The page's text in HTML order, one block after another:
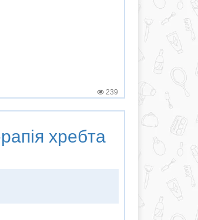
239
хребта